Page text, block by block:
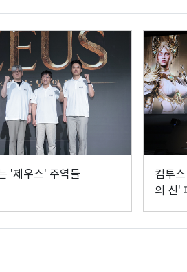
'제우스' 주역들
컴투
의 신'